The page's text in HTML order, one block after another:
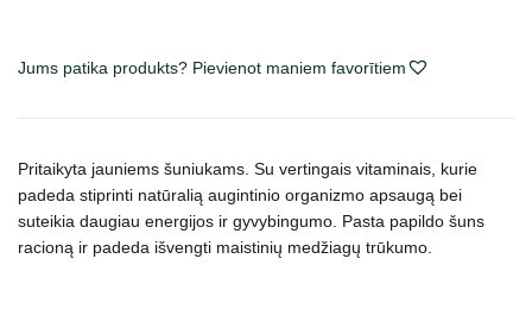
imunitetą
energijos
bei
gyvybingumo,
100
Jums patika produkts? Pievienot maniem favorītiem
Pritaikyta jauniems šuniukams. Su vertingais vitaminais, kurie
padeda stiprinti natūralią augintinio organizmo apsaugą bei
suteikia daugiau energijos ir gyvybingumo. Pasta papildo šuns
racioną ir padeda išvengti maistinių medžiagų trūkumo.